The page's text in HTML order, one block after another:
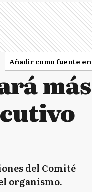
Añadir como fuente en
más
del Comité
organismo.